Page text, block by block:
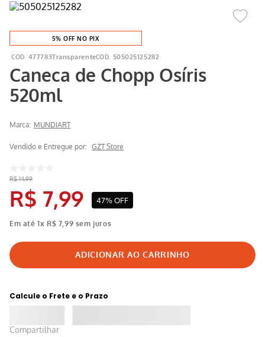
5% OFF NO PIX
477783Transparente 505025125282
Caneca de Chopp Osíris
520ml
Marca: MUNDIART
Vendido e Entregue por: GZT Store
R$ 14,99
R$ 7,99 47%OFF
Em até1x R$ 7 ,99 sem juros
Calcule o Frete e o Prazo
Compartilhar